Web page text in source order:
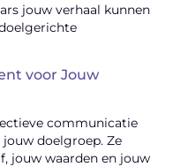
jouw verhaal kunnen
voor Jouw
communicatie
doelgroep. Ze
jouw waarden en jouw